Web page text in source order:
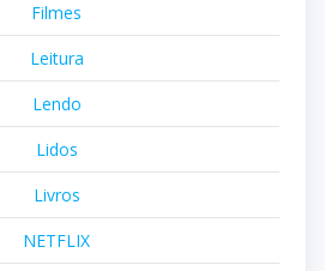
Filmes
Leitura
Lendo
Lidos
Livros
NETFLIX